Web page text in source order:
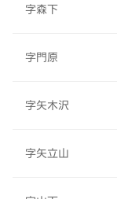
字森下
字門原
字矢木沢
字矢立山